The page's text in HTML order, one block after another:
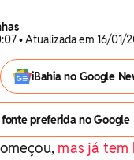
• Atualizada em 16/01/
iBahia no Google
preferida no Google
mas já